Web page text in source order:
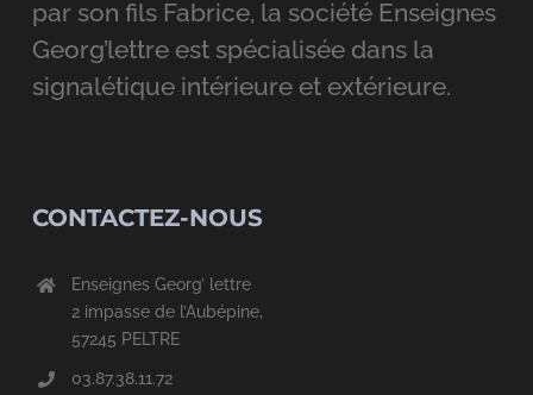
CONTACTEZ-NOUS
enseignesgeorgelettre@gmail.com
Du lundi au vendredi 8h-12h / 13h30-17h